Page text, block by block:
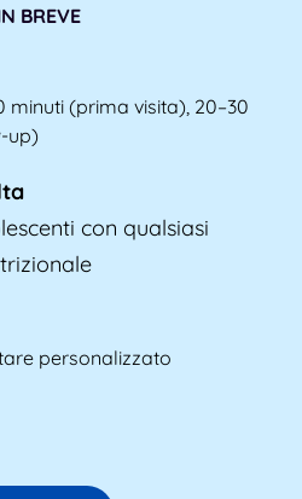
BREVE
minuti (prima visita), 20–30
up)
con qualsiasi
personalizzato